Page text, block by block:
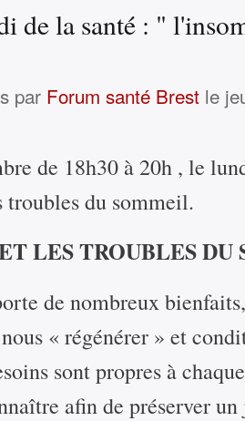
de la santé : "
par Forum santé Brestle
de 18h30 à 20h , le
du sommeil.
LES TROUBLES
de nombreux
« régénérer » et
sont propres à
afin de préserver